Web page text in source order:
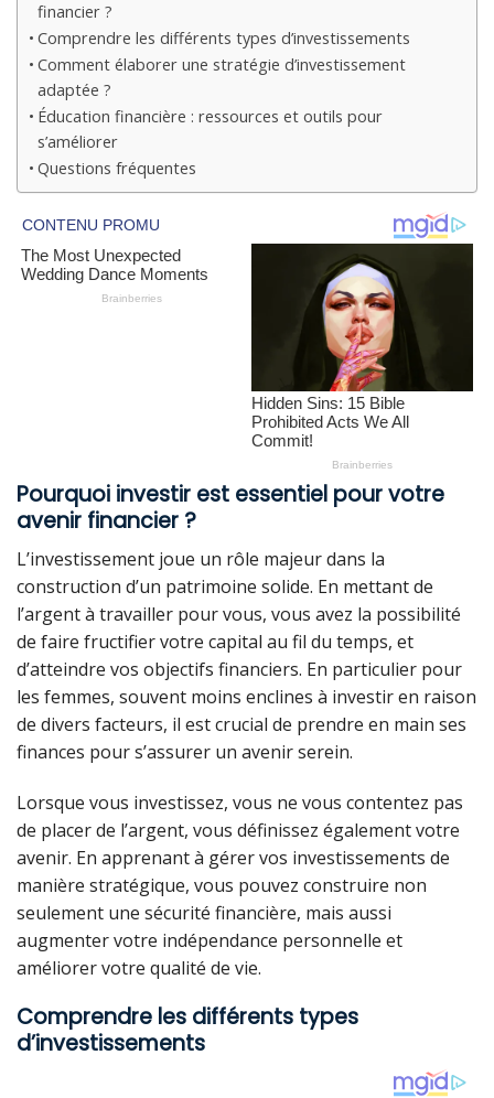
financier ?
Comprendre les différents types d’investissements
Comment élaborer une stratégie d’investissement
adaptée ?
Éducation financière : ressources et outils pour
s’améliorer
Questions fréquentes
Pourquoi investir est essentiel pour votre
avenir financier ?
L’investissement joue un rôle majeur dans la
construction d’un patrimoine solide. En mettant de
l’argent à travailler pour vous, vous avez la possibilité
de faire fructifier votre capital au fil du temps, et
d’atteindre vos objectifs financiers. En particulier pour
les femmes, souvent moins enclines à investir en raison
de divers facteurs, il est crucial de prendre en main ses
finances pour s’assurer un avenir serein.
Lorsque vous investissez, vous ne vous contentez pas
de placer de l’argent, vous définissez également votre
avenir. En apprenant à gérer vos investissements de
manière stratégique, vous pouvez construire non
seulement une sécurité financière, mais aussi
augmenter votre indépendance personnelle et
améliorer votre qualité de vie.
Comprendre les différents types
d’investissements